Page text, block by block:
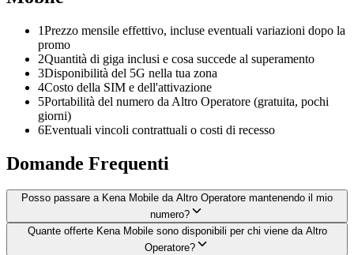
1Prezzo mensile effettivo, incluse eventuali variazioni dopo la
promo
2Quantità di giga inclusi e cosa succede al superamento
3Disponibilità del 5G nella tua zona
4Costo della SIM e dell'attivazione
5Portabilità del numero da Altro Operatore (gratuita, pochi
giorni)
6Eventuali vincoli contrattuali o costi di recesso
Domande Frequenti
Posso passare a Kena Mobile da Altro Operatore mantenendo il mio
numero?
Quante offerte Kena Mobile sono disponibili per chi viene da Altro
Operatore?